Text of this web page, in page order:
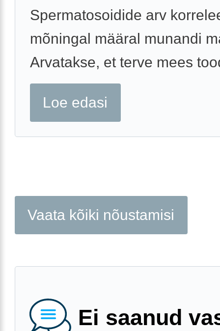
Spermatosoidide arv
mõningal määral munandi
Arvatakse, et terve mees
Loe edasi
Vaata kõiki nõustamisi
Ei saanud